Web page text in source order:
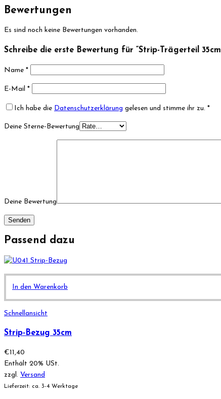
Bewertungen
Es sind noch keine Bewertungen vorhanden.
Schreibe die erste Bewertung für “Strip-Trägerteil 35cm”
Name *
E-Mail *
Ich habe die Datenschutzerklärung gelesen und stimme ihr zu. *
Deine Sterne-Bewertung
Deine Bewertung
Passend dazu
In den Warenkorb
Schnellansicht
Strip-Bezug 35cm
€11,40
Enthält 20% USt.
zzgl. Versand
Lieferzeit: ca. 3-4 Werktage